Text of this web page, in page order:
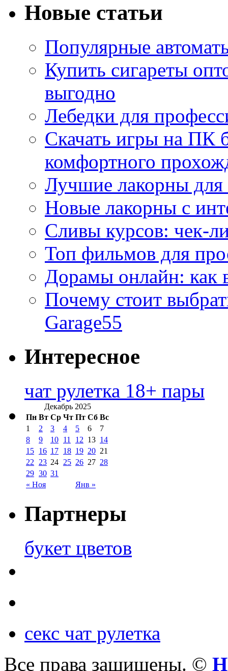
Новые статьи
Популярные
Купить сигареты
выгодно
Лебедки для
Скачать игры на ПК
комфортного
Лучшие лакорны для
Новые лакорны с
Сливы курсов: чек-
Топ фильмов для
Дорамы онлайн: как
Почему стоит
Garage55
Интересное
чат рулетка 18+ пары
Декабрь 2025
Пн Вт Ср Чт Пт Сб Вс
« Ноя Янв »
1 2 3 4 5 6
7
8
9 10 11 12 13 14
15 16 17 18 19 20 21
22
23 24 25 26 27 28
29 30 31
Партнеры
букет цветов
секс чат рулетка
Все права защищены. ©